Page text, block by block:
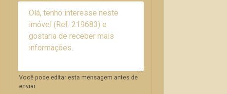
Você pode editar esta mensagem antes de
enviar.